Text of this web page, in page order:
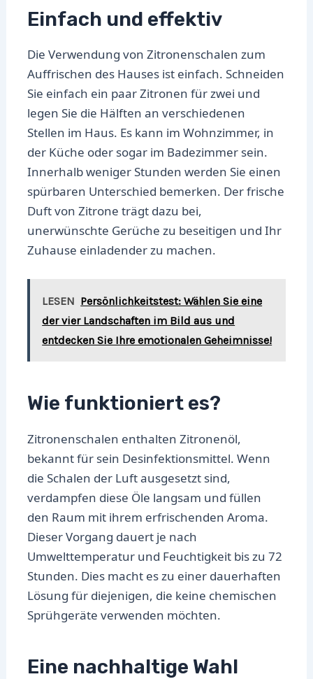
Einfach und effektiv
Die Verwendung von Zitronenschalen zum
Auffrischen des Hauses ist einfach. Schneiden
Sie einfach ein paar Zitronen für zwei und
legen Sie die Hälften an verschiedenen
Stellen im Haus. Es kann im Wohnzimmer, in
der Küche oder sogar im Badezimmer sein.
Innerhalb weniger Stunden werden Sie einen
spürbaren Unterschied bemerken. Der frische
Duft von Zitrone trägt dazu bei,
unerwünschte Gerüche zu beseitigen und Ihr
Zuhause einladender zu machen.
LESEN Persönlichkeitstest: Wählen Sie eine
der vier Landschaften im Bild aus und
entdecken Sie Ihre emotionalen Geheimnisse!
Wie funktioniert es?
Zitronenschalen enthalten Zitronenöl,
bekannt für sein Desinfektionsmittel. Wenn
die Schalen der Luft ausgesetzt sind,
verdampfen diese Öle langsam und füllen
den Raum mit ihrem erfrischenden Aroma.
Dieser Vorgang dauert je nach
Umwelttemperatur und Feuchtigkeit bis zu 72
Stunden. Dies macht es zu einer dauerhaften
Lösung für diejenigen, die keine chemischen
Sprühgeräte verwenden möchten.
Eine nachhaltige Wahl